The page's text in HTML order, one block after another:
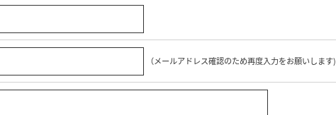
（メールアドレス確認のため再度入力をお願いします)